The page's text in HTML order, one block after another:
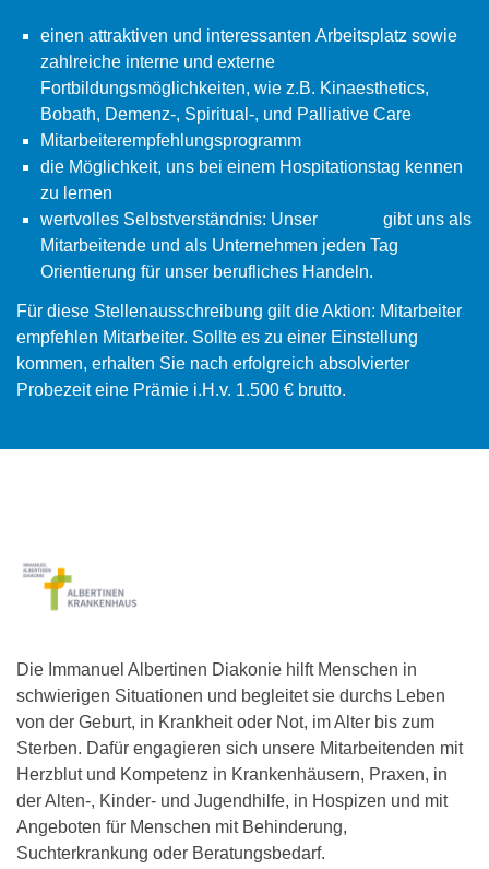
einen attraktiven und interessanten Arbeitsplatz sowie
zahlreiche interne und externe
Fortbildungsmöglichkeiten, wie z.B. Kinaesthetics,
Bobath, Demenz-, Spiritual-, und Palliative Care
Mitarbeiterempfehlungsprogramm
die Möglichkeit, uns bei einem Hospitationstag kennen
zu lernen
wertvolles Selbstverständnis: Unser
gibt uns als
Mitarbeitende und als Unternehmen jeden Tag
Orientierung für unser berufliches Handeln.
Für diese Stellenausschreibung gilt die Aktion: Mitarbeiter
empfehlen Mitarbeiter. Sollte es zu einer Einstellung
kommen, erhalten Sie nach erfolgreich absolvierter
Probezeit eine Prämie i.H.v. 1.500 € brutto.
Die Immanuel Albertinen Diakonie hilft Menschen in
schwierigen Situationen und begleitet sie durchs Leben
von der Geburt, in Krankheit oder Not, im Alter bis zum
Sterben. Dafür engagieren sich unsere Mitarbeitenden mit
Herzblut und Kompetenz in Krankenhäusern, Praxen, in
der Alten-, Kinder- und Jugendhilfe, in Hospizen und mit
Angeboten für Menschen mit Behinderung,
Suchterkrankung oder Beratungsbedarf.